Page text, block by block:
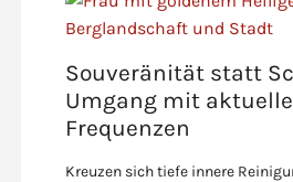
Souveränität statt
Umgang mit
Frequenzen
Kreuzen sich tiefe innere